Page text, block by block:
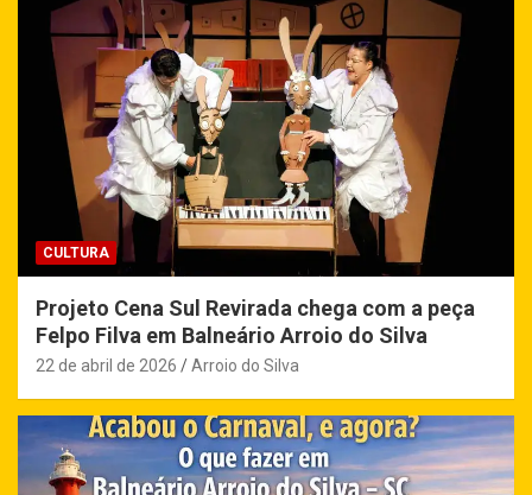
CULTURA
Projeto Cena Sul Revirada chega com a peça
Felpo Filva em Balneário Arroio do Silva
22 de abril de 2026 Arroio do Silva